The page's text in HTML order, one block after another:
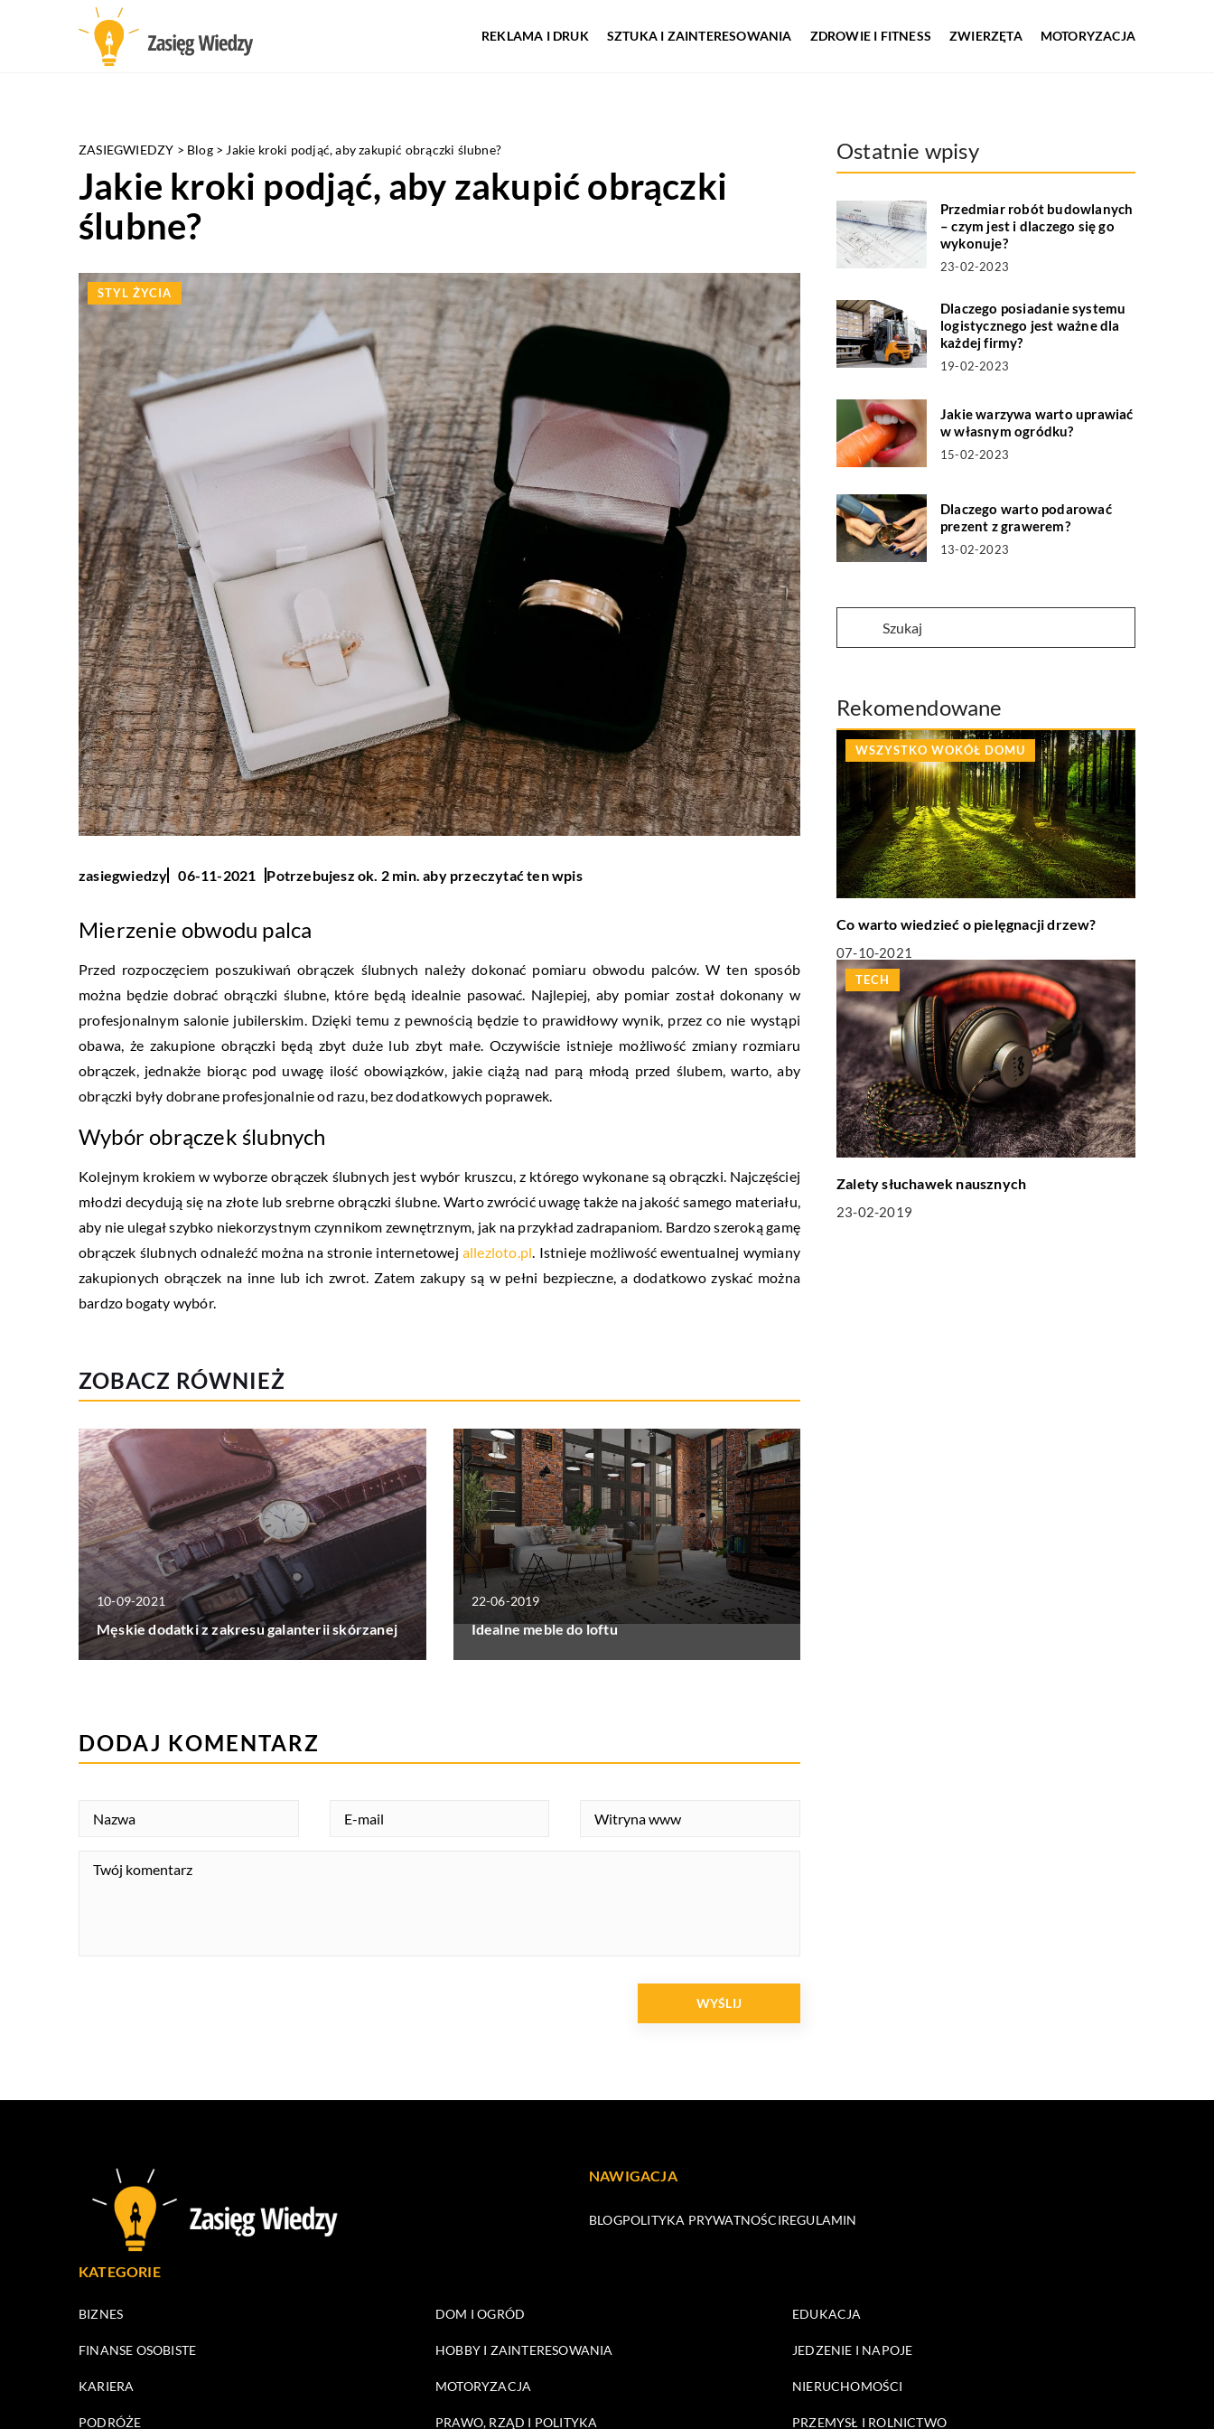
REKLAMA I DRUK SZTUKA I ZAINTERESOWANIA ZDROWIE I FITNESS ZWIERZĘTA MOTORYZACJA
ZASIEGWIEDZY > Blog> Jakie kroki podjąć, aby zakupić obrączki ślubne?
Jakie kroki podjąć, aby zakupić obrączki
ślubne?
STYL ŻYCIA
zasiegwiedzy 06-11-2021 Potrzebujesz ok. 2 min. aby przeczytać ten wpis
Mierzenie obwodu palca
Przed rozpoczęciem poszukiwań obrączek ślubnych należy dokonać pomiaru obwodu palców. W ten sposób
można będzie dobrać obrączki ślubne, które będą idealnie pasować. Najlepiej, aby pomiar został dokonany w
profesjonalnym salonie jubilerskim. Dzięki temu z pewnością będzie to prawidłowy wynik, przez co nie wystąpi
obawa, że zakupione obrączki będą zbyt duże lub zbyt małe. Oczywiście istnieje możliwość zmiany rozmiaru
obrączek, jednakże biorąc pod uwagę ilość obowiązków, jakie ciążą nad parą młodą przed ślubem, warto, aby
obrączki były dobrane profesjonalnie od razu, bez dodatkowych poprawek.
Wybór obrączek ślubnych
Kolejnym krokiem w wyborze obrączek ślubnych jest wybór kruszcu, z którego wykonane są obrączki. Najczęściej
młodzi decydują się na złote lub srebrne obrączki ślubne. Warto zwrócić uwagę także na jakość samego materiału,
aby nie ulegał szybko niekorzystnym czynnikom zewnętrznym, jak na przykład zadrapaniom. Bardzo szeroką gamę
obrączek ślubnych odnaleźć można na stronie internetowej allezloto.pl. Istnieje możliwość ewentualnej wymiany
zakupionych obrączek na inne lub ich zwrot. Zatem zakupy są w pełni bezpieczne, a dodatkowo zyskać można
bardzo bogaty wybór.
ZOBACZ RÓWNIEŻ
10-09-2021
Męskie dodatki z zakresu galanterii skórzanej
22-06-2019
Idealne meble do loftu
Ostatnie wpisy
Przedmiar robót budowlanych
– czym jest i dlaczego się go
wykonuje?
23-02-2023
Dlaczego posiadanie systemu
logistycznego jest ważne dla
każdej firmy?
19-02-2023
Jakie warzywa warto uprawiać
w własnym ogródku?
15-02-2023
Dlaczego warto podarować
prezent z grawerem?
13-02-2023
Rekomendowane
WSZYSTKO WOKÓŁ DOMU
Co warto wiedzieć o pielęgnacji drzew?
07-10-2021
TECH
Zalety słuchawek nausznych
23-02-2019
DODAJ KOMENTARZ
NAWIGACJA
BLOGPOLITYKA PRYWATNOŚCIREGULAMIN
KATEGORIE
BIZNES DOM I OGRÓD EDUKACJA
FINANSE OSOBISTE HOBBY I ZAINTERESOWANIA JEDZENIE I NAPOJE
KARIERA MOTORYZACJA NIERUCHOMOŚCI
PODRÓŻE PRAWO, RZĄD I POLITYKA PRZEMYSŁ I ROLNICTWO